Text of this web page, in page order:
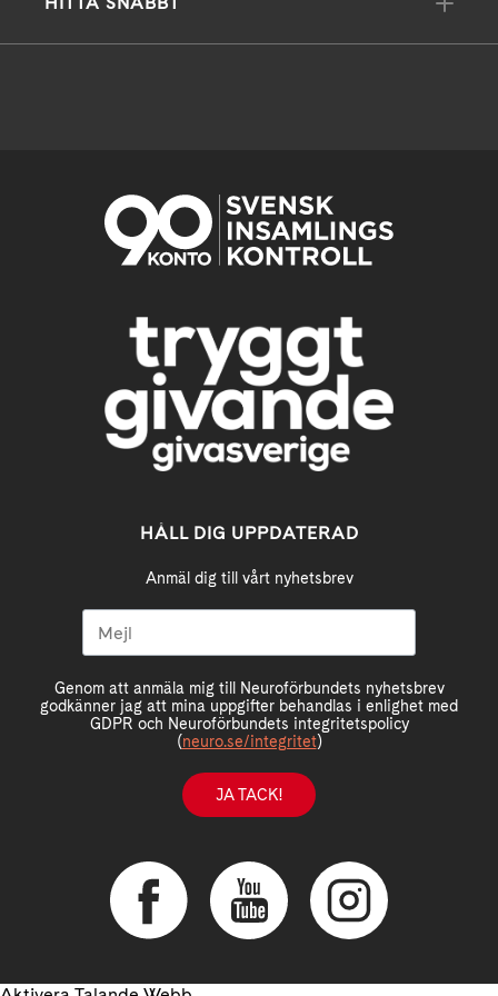
HÅLL DIG UPPDATERAD
Anmäl dig till vårt nyhetsbrev
Genom att anmäla mig till Neuroförbundets nyhetsbrev
godkänner jag att mina uppgifter behandlas i enlighet med
GDPR och Neuroförbundets integritetspolicy
(neuro.se/integritet)
JA TACK!